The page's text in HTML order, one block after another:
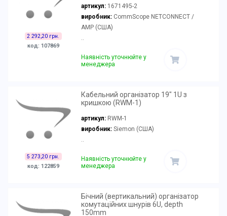
2 292,20 грн.
код: 107869
артикул: 1671495-2
виробник:CommScope NETCONNECT /
AMP (США)
..
Наявність уточнюйте у
менеджера
5 273,20 грн.
код: 122859
Кабельний організатор 19" 1U з
кришкою (RWM-1)
артикул: RWM-1
виробник:Siemon (США)
..
Наявність уточнюйте у
менеджера
Бічний (вертикальний) організатор
комутаційних шнурів 6U, depth
150mm